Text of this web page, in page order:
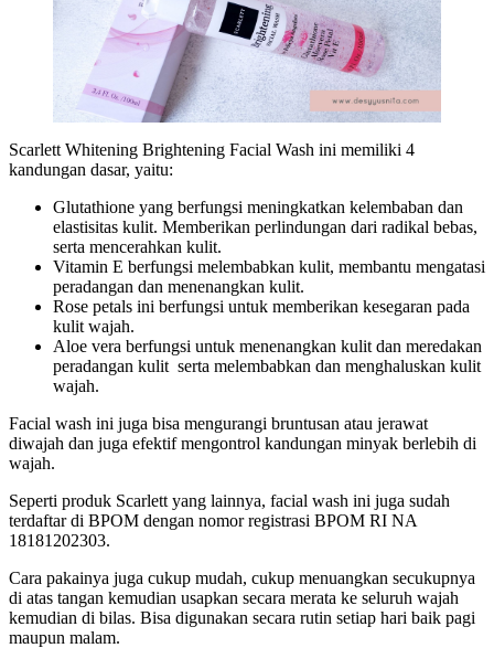
Scarlett Whitening Brightening Facial Wash ini memiliki 4
kandungan dasar, yaitu:
Glutathione yang berfungsi meningkatkan kelembaban dan
elastisitas kulit. Memberikan perlindungan dari radikal bebas,
serta mencerahkan kulit.
Vitamin E berfungsi melembabkan kulit, membantu mengatasi
peradangan dan menenangkan kulit.
Rose petals ini berfungsi untuk memberikan kesegaran pada
kulit wajah.
Aloe vera berfungsi untuk menenangkan kulit dan meredakan
peradangan kulit serta melembabkan dan menghaluskan kulit
wajah.
Facial wash ini juga bisa mengurangi bruntusan atau jerawat
diwajah dan juga efektif mengontrol kandungan minyak berlebih di
wajah.
Seperti produk Scarlett yang lainnya, facial wash ini juga sudah
terdaftar di BPOM dengan nomor registrasi BPOM RI NA
18181202303.
Cara pakainya juga cukup mudah, cukup menuangkan secukupnya
di atas tangan kemudian usapkan secara merata ke seluruh wajah
kemudian di bilas. Bisa digunakan secara rutin setiap hari baik pagi
maupun malam.